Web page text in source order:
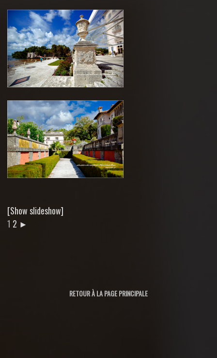
[Show slideshow]
1 2 ►
RETOUR À LA PAGE PRINCIPALE